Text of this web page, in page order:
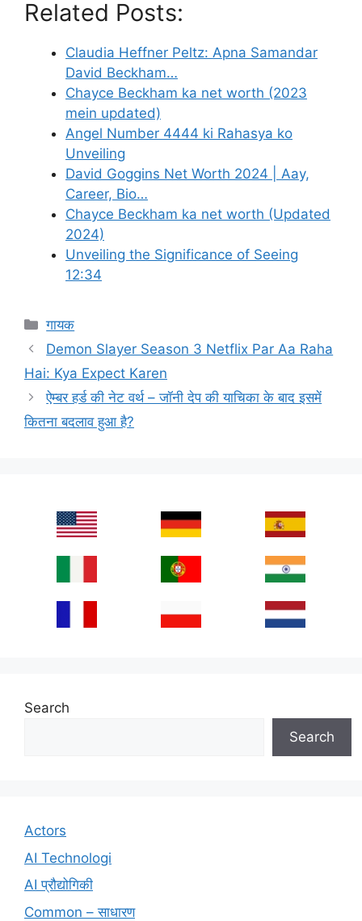
Related Posts:
Claudia Heffner Peltz: Apna Samandar
David Beckham…
Chayce Beckham ka net worth (2023
mein updated)
Angel Number 4444 ki Rahasya ko
Unveiling
David Goggins Net Worth 2024 | Aay,
Career, Bio…
Chayce Beckham ka net worth (Updated
2024)
Unveiling the Significance of Seeing
12:34
Categories
गायक
Demon Slayer Season 3 Netflix Par Aa Raha
Hai: Kya Expect Karen
ऐम्बर हर्ड की नेट वर्थ – जॉनी देप की याचिका के बाद इसमें
कितना बदलाव हुआ है?
Search
Search
Actors
AI Technologi
AI प्रौद्योगिकी
Common – साधारण